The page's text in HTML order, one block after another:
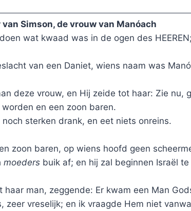
Simson, de vrouw van Manóach
wat kwaad was in de ogen des
van een Daniet, wiens naam was
deze vrouw, en Hij zeide tot haar: Zie nu,
en een zoon baren.
sterken drank, en eet niets onreins.
zoon baren, op wiens hoofd geen
moedersbuik af; en hij zal beginnen Israël
man, zeggende: Er kwam een Man
zeer vreselijk; en ik vraagde Hem niet